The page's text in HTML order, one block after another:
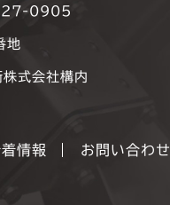
0905
地
式会社構内
情報 お問い合わせ